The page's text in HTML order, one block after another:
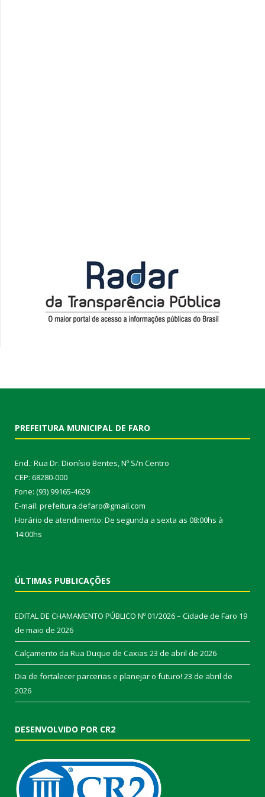
PREFEITURA MUNICIPAL DE FARO
End.: Rua Dr. Dionísio Bentes, Nº S/n Centro
CEP: 68280-000
Fone: (93) 99165-4629
E-mail: prefeitura.defaro@gmail.com
Horário de atendimento: De segunda a sexta as 08:00hs à
14:00hs
ÚLTIMAS PUBLICAÇÕES
EDITAL DE CHAMAMENTO PÚBLICO Nº 01/2026 – Cidade de Faro 19
de maio de 2026
Calçamento da Rua Duque de Caxias 23 de abril de 2026
Dia de fortalecer parcerias e planejar o futuro! 23 de abril de
2026
DESENVOLVIDO POR CR2